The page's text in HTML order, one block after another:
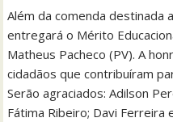
Além da comenda destinada
entregará o Mérito
Matheus Pacheco (PV). A
cidadãos que contribuíram
Serão agraciados: Adilson
Fátima Ribeiro; Davi Ferreira